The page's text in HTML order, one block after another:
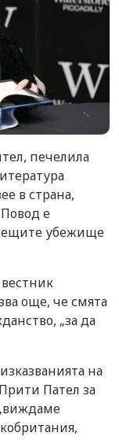
печелила
в страна,
Повод е
убежище
още, че смята
„за да
на
Пател за